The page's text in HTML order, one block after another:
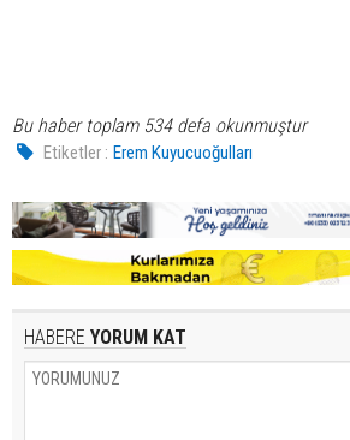
Bu haber toplam 534 defa okunmuştur
Etiketler : Erem Kuyucuoğulları
HABERE YORUM KAT